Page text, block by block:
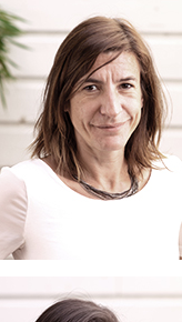
Caroline Dugain
DPLG – Urbaniste
Directrice de projets
du pôle Urbanisme